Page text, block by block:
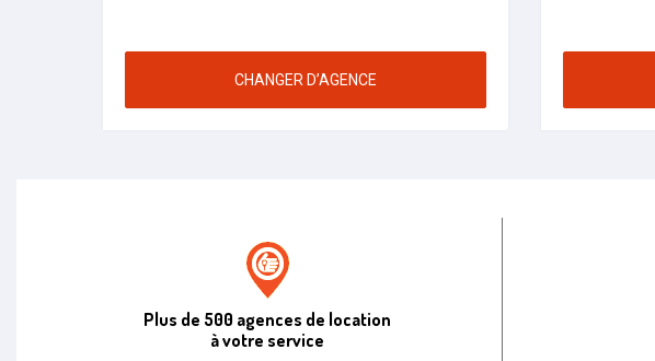
CHANGER D’AGENCE
Plus de 500 agences de location
à votre service